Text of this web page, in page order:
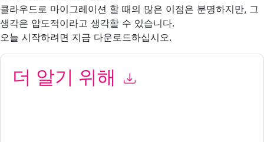
클라우드로 마이그레이션 할 때의 많은 이점은 분명하지만, 그
생각은 압도적이라고 생각할 수 있습니다.
오늘 시작하려면 지금 다운로드하십시오.
더 알기 위해